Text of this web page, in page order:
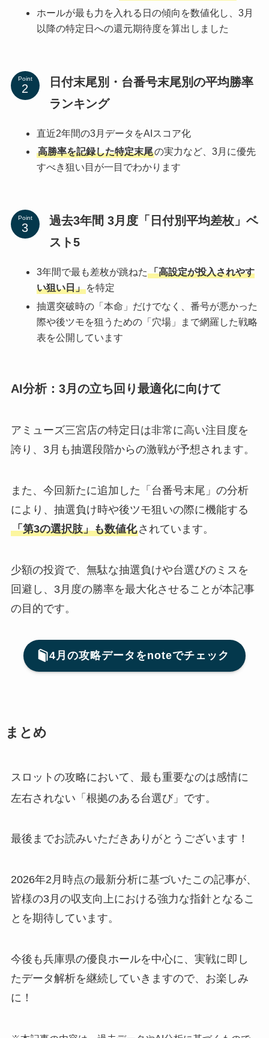
ホールが最も力を入れる日の傾向を数値化し、3月
以降の特定日への還元期待度を算出しました
Point
日付末尾別・台番号末尾別の平均勝率
ランキング
直近2年間の3月データをAIスコア化
高勝率を記録した特定末尾の実力など、3月に優先
すべき狙い目が一目でわかります
Point
過去3年間 3月度「日付別平均差枚」ベ
スト5
3年間で最も差枚が跳ねた 「高設定が投入されやす
い狙い日」を特定
抽選突破時の「本命」だけでなく、番号が悪かった
際や後ツモを狙うための「穴場」まで網羅した戦略
表を公開しています
AI分析：3月の立ち回り最適化に向けて
アミューズ三宮店の特定日は非常に高い注目度を
誇り、3月も抽選段階からの激戦が予想されます。
また、今回新たに追加した「台番号末尾」の分析
により、抽選負け時や後ツモ狙いの際に機能する
「第3の選択肢」も数値化されています。
少額の投資で、無駄な抽選負けや台選びのミスを
回避し、3月度の勝率を最大化させることが本記事
の目的です。
4月の攻略データをnoteでチェック
まとめ
スロットの攻略において、最も重要なのは感情に
左右されない「根拠のある台選び」です。
最後までお読みいただきありがとうございます！
2026年2月時点の最新分析に基づいたこの記事が、
皆様の3月の収支向上における強力な指針となるこ
とを期待しています。
今後も兵庫県の優良ホールを中心に、実戦に即し
たデータ解析を継続していきますので、お楽しみ
に！